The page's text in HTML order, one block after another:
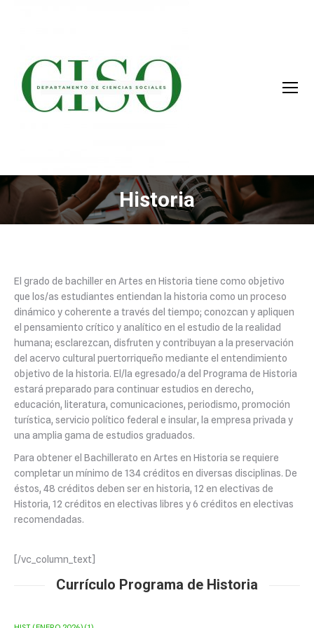
Historia
You are here:
El grado de bachiller en Artes en Historia tiene como objetivo
que los/as estudiantes entiendan la historia como un proceso
dinámico y coherente a través del tiempo; conozcan y apliquen
el pensamiento crítico y analítico en el estudio de la realidad
humana; esclarezcan, disfruten y contribuyan a la preservación
del acervo cultural puertorriqueño mediante el entendimiento
objetivo de la historia. El/la egresado/a del Programa de Historia
estará preparado para continuar estudios en derecho,
educación, literatura, comunicaciones, periodismo, promoción
turística, servicio político federal e insular, la empresa privada y
una amplia gama de estudios graduados.
Para obtener el Bachillerato en Artes en Historia se requiere
completar un mínimo de 134 créditos en diversas disciplinas. De
éstos, 48 créditos deben ser en historia, 12 en electivas de
Historia, 12 créditos en electivas libres y 6 créditos en electivas
recomendadas.
[/vc_column_text]
Currículo Programa de Historia